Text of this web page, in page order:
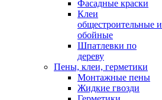
Фасадные краски
Клеи
общестроительные и
обойные
Шпатлевки по
дереву
Пены, клеи, герметики
Монтажные пены
Жидкие гвозди